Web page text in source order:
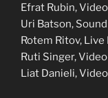
Efrat Rubin, Video
Uri Batson,
Rotem Ritov,
Ruti Singer, Video
Liat Danieli, Video